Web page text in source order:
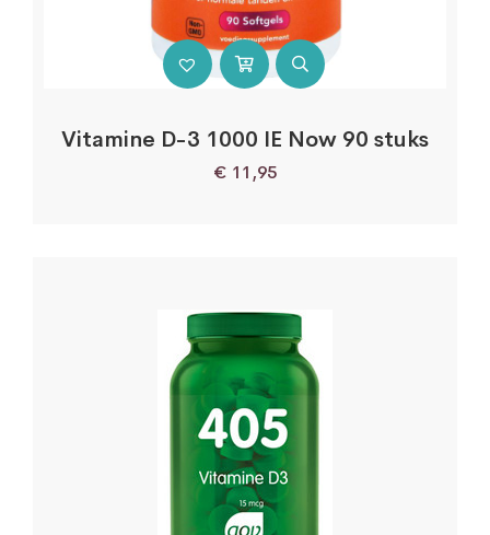
Vitamine D-3 1000 IE Now 90 stuks
€ 11,95